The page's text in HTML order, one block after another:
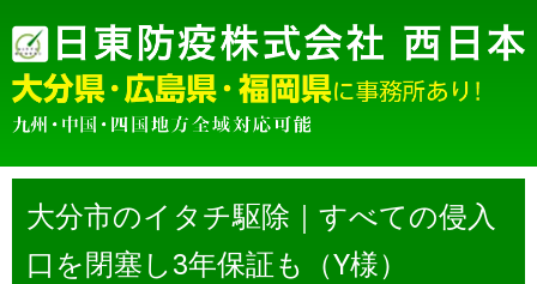
大分市のイタチ駆除｜すべての侵入
口を閉塞し3年保証も（Y様）